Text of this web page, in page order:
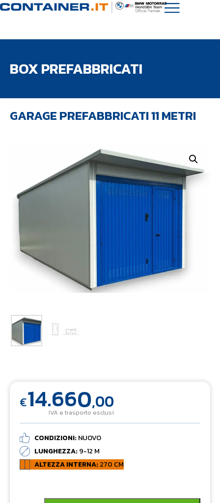
BOX PREFABBRICATI
GARAGE PREFABBRICATI 11 METRI
€14.660,00
IVA e trasporto esclusi
CONDIZIONI:NUOVO
LUNGHEZZA:9-12 M
ALTEZZA INTERNA:270 CM